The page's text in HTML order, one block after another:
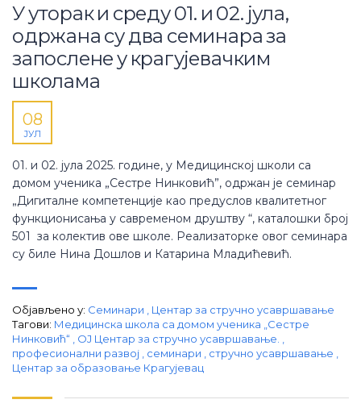
У уторак и среду 01. и 02. јула,
одржана су два семинара за
запослене у крагујевачким
школама
08
ЈУЛ
01. и 02. јула 2025. године, у Медицинској школи са
домом ученика „Сестре Нинковић”, одржан је семинар
„Дигиталне компетенције као предуслов квалитетног
функционисања у савременом друштву “, каталошки број
501 за колектив ове школе. Реализаторке овог семинара
су биле Нина Дошлов и Катарина Младићевић.
Објављено у: Семинари
Центар за стручно усавршавање
Тагови: Медицинска школа са домом ученика „Сестре
Нинковић“
ОЈ Центар за стручно усавршавање.
професионални развој
семинари стручно усавршавање
Центар за образовање Крагујевац